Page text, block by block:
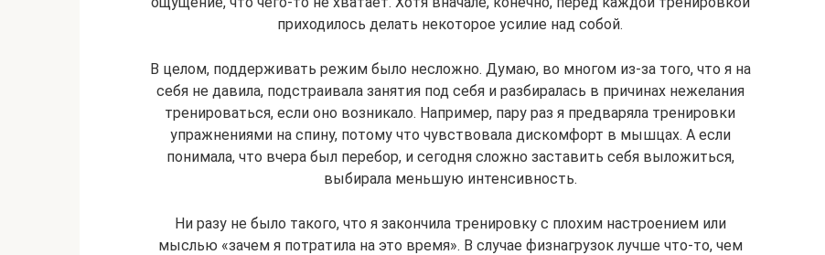
приходилось делать некоторое усилие над собой.
В целом, поддерживать режим было несложно. Думаю, во многом из-за того, что я на
себя не давила, подстраивала занятия под себя и разбиралась в причинах нежелания
тренироваться, если оно возникало. Например, пару раз я предваряла тренировки
упражнениями на спину, потому что чувствовала дискомфорт в мышцах. А если
понимала, что вчера был перебор, и сегодня сложно заставить себя выложиться,
выбирала меньшую интенсивность.
Ни разу не было такого, что я закончила тренировку с плохим настроением или
мыслью «зачем я потратила на это время». В случае физнагрузок лучше что-то, чем